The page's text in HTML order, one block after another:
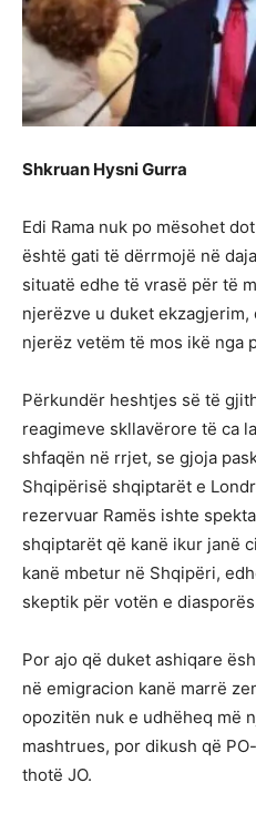
Shkruan Hysni Gurra
Edi Rama nuk po mësohet
është gati të dërrmojë në
situatë edhe të vrasë për të
njerëzve u duket ekzagjerim,
njerëz vetëm të mos ikë nga
Përkundër heshtjes së të
reagimeve skllavërore të ca
shfaqën në rrjet, se gjoja
Shqipërisë shqiptarët e
rezervuar Ramës ishte
shqiptarët që kanë ikur janë
kanë mbetur në Shqipëri,
skeptik për votën e
Por ajo që duket ashiqare
në emigracion kanë marrë
opozitën nuk e udhëheq më
mashtrues, por dikush që
thotë JO.